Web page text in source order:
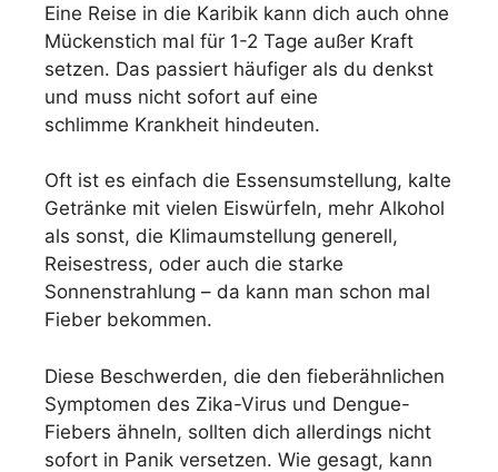
Eine Reise in die Karibik kann dich auch ohne
Mückenstich mal für 1-2 Tage außer Kraft
setzen. Das passiert häufiger als du denkst
und muss nicht sofort auf eine
schlimme Krankheit hindeuten.
Oft ist es einfach die Essensumstellung, kalte
Getränke mit vielen Eiswürfeln, mehr Alkohol
als sonst, die Klimaumstellung generell,
Reisestress, oder auch die starke
Sonnenstrahlung – da kann man schon mal
Fieber bekommen.
Diese Beschwerden, die den fieberähnlichen
Symptomen des Zika-Virus und Dengue-
Fiebers ähneln, sollten dich allerdings nicht
sofort in Panik versetzen. Wie gesagt, kann